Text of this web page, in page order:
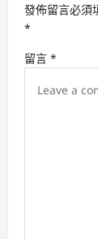
a
t
i
發佈留言必須
*
留言 *